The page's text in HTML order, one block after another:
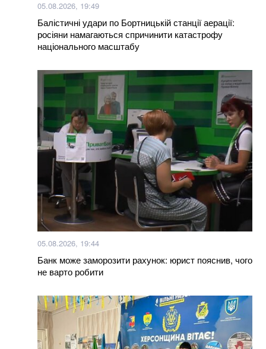
області: деталі
Уряд розширив повноваження військкоматів: що
тепер можуть ТЦК
Українка придбала куртку у польському секонд-
хенді і знайшла в кишені неймовірного листа
В Бахмуті поранено трьох бійців закарпатського
батальйону “Сонечко”, один у важкому стані (відео)
Мукачівці обурені спотворенням архітектурного
шарму міста депутатами-бізнесменами (відео)
100% фальсифікат: у Тернополі продають масло з
заводу, який давно перетворився на руїни
Нагороджені посмертно: у Хмельницькому нагороди
загиблих Героїв отримали їх родини
здивуєтеся, але це не 36,6
Більше новин
05.08.2026, 19:49
Балістичні удари по Бортницькій станції аерації:
росіяни намагаються спричинити катастрофу
національного масштабу
05.08.2026, 19:44
Банк може заморозити рахунок: юрист пояснив, чого
не варто робити